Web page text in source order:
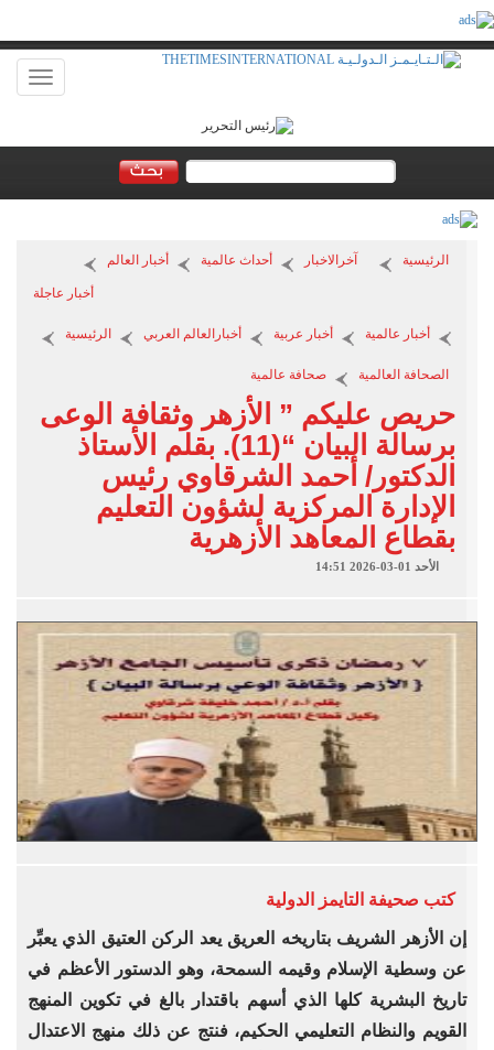
Toggle
الرئيسية آخرالاخبار أحداث عالمية أخبار العالم
أخبار عاجلة
أخبار عالمية أخبار عربية أخبارالعالم العربي الرئيسية
الصحافة العالمية صحافة عالمية
حريص عليكم ” الأزهر وثقافة الوعى
برسالة البيان “(11). بقلم الأستاذ
الدكتور/ أحمد الشرقاوي رئيس
الإدارة المركزية لشؤون التعليم
بقطاع المعاهد الأزهرية
الأحد 01-03-2026 14:51
كتب صحيفة التايمز الدولية
إن الأزهر الشريف بتاريخه العريق يعد الركن العتيق الذي يعبِّر
عن وسطية الإسلام وقيمه السمحة، وهو الدستور الأعظم في
تاريخ البشرية كلها الذي أسهم باقتدار بالغ في تكوين المنهج
القويم والنظام التعليمي الحكيم، فنتج عن ذلك منهج الاعتدال